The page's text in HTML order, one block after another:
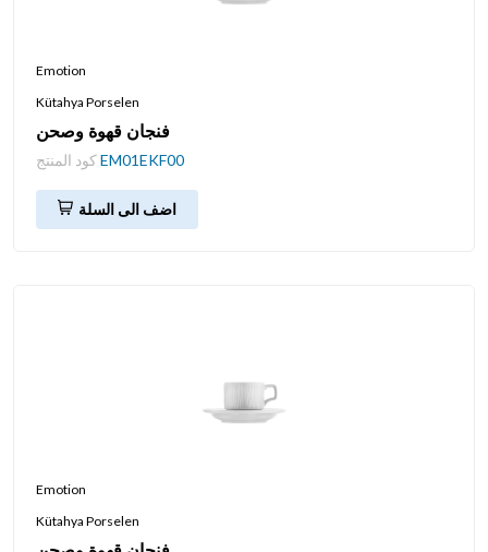
Emotion
Kütahya Porselen
فنجان قهوة وصحن
EM01EKF00
اضف الى السلة
Emotion
Kütahya Porselen